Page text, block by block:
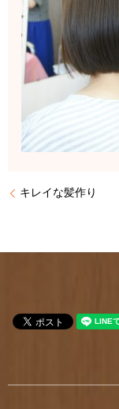
キレイな髪作り